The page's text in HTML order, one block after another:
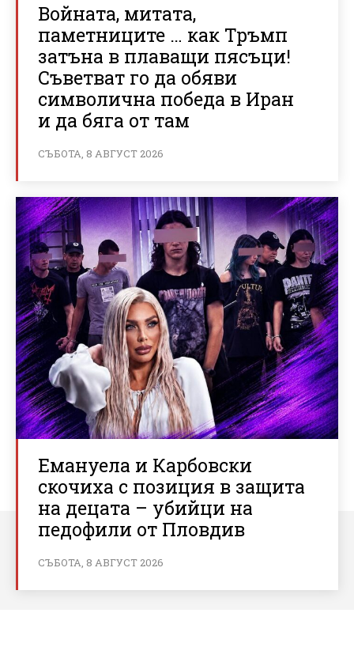
Войната, митата,
паметниците … как Тръмп
затъна в плаващи пясъци!
Съветват го да обяви
символична победа в Иран
и да бяга от там
СЪБОТА, 8 АВГУСТ 2026
Емануела и Карбовски
скочиха с позиция в защита
на децата – убийци на
педофили от Пловдив
СЪБОТА, 8 АВГУСТ 2026